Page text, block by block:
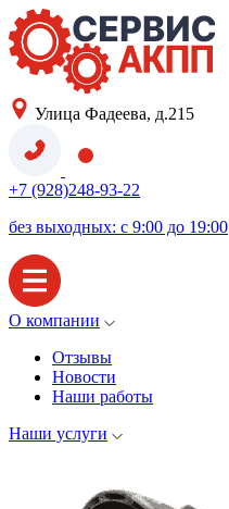
Улица Фадеева, д.215
+7 (928)248-93-22
без выходных: с 9:00 до 19:00
О компании
Отзывы
Новости
Наши работы
Наши услуги